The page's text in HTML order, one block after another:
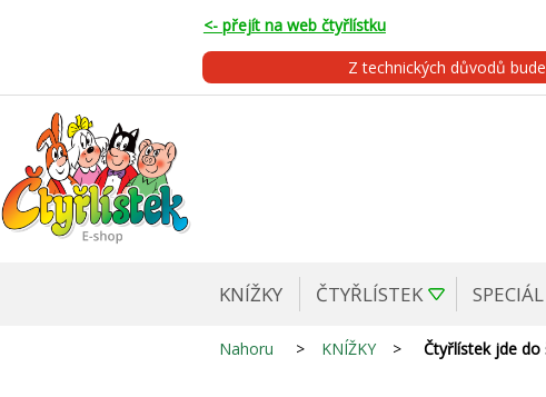
<- přejít na web čtyřlístku
Z technických důvodů
KNÍŽKY ČTYŘLÍSTEK SPECIÁL
Nahoru > KNÍŽKY > Čtyřlístek jde do